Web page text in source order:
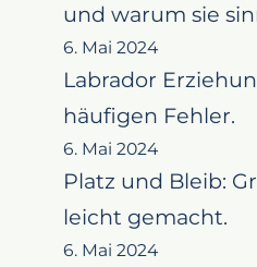
und warum sie
6. Mai 2024
Labrador
häufigen Fehler.
6. Mai 2024
Platz und Bleib:
leicht gemacht.
6. Mai 2024